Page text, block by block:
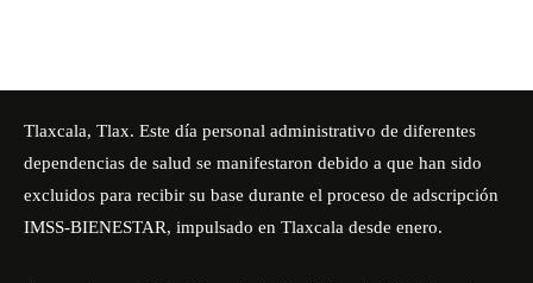
Tlaxcala, Tlax. Este día personal administrativo de diferentes
dependencias de salud se manifestaron debido a que han sido
excluidos para recibir su base durante el proceso de adscripción
IMSS-BIENESTAR, impulsado en Tlaxcala desde enero.